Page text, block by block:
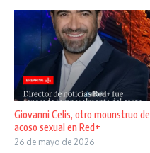
Giovanni Celis, otro mounstruo de
acoso sexual en Red+
26 de mayo de 2026